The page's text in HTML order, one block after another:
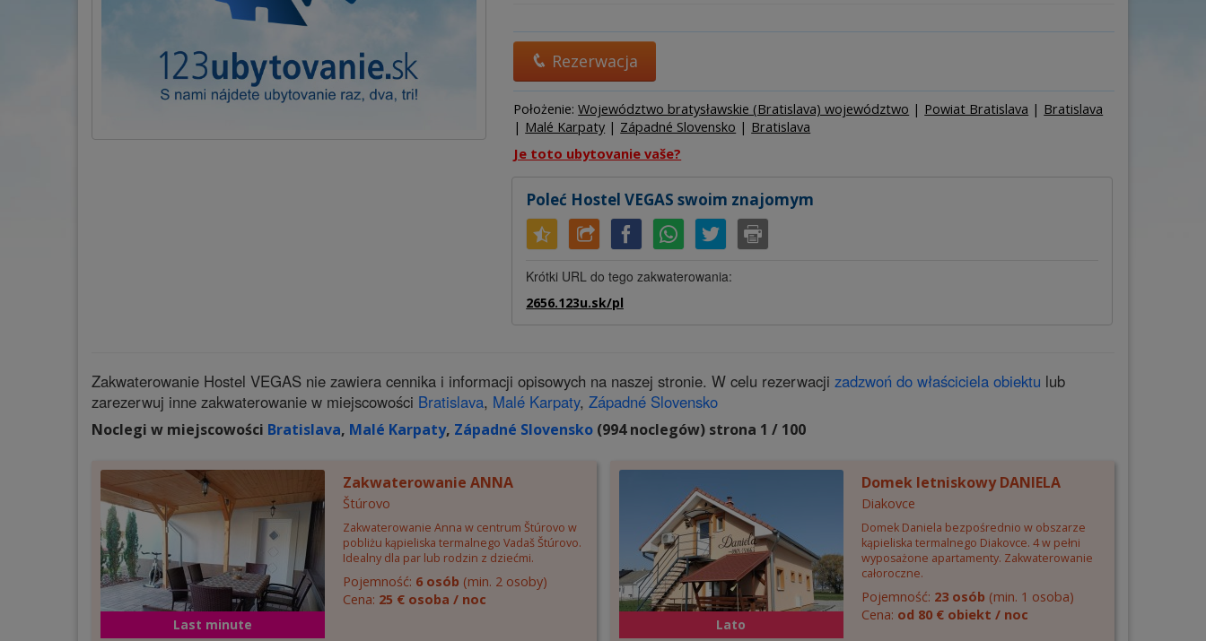
Hotel
Rezerwacja
Położenie:Województwo bratysławskie (Bratislava) województwo | Powiat Bratislava | Bratislava
| Malé Karpaty | Západné Slovensko | Bratislava
Je toto ubytovanie vaše?
Poleć Hostel VEGAS swoim znajomym
Krótki URL do tego zakwaterowania:
2656.123u.sk/pl
Zakwaterowanie Hostel VEGAS nie zawiera cennika i informacji opisowych na naszej stronie. W celu rezerwacji zadzwoń do właściciela obiektu lub
zarezerwuj inne zakwaterowanie w miejscowości Bratislava, Malé Karpaty, Západné Slovensko
Noclegi w miejscowości Bratislava, Malé Karpaty, Západné Slovensko (994 noclegów) strona 1 / 100
Last minute
Zakwaterowanie ANNA
Štúrovo
Zakwaterowanie Anna w centrum Štúrovo w
pobliżu kąpieliska termalnego Vadaš Štúrovo.
Idealny dla par lub rodzin z dziećmi.
Pojemność: 6 osób (min. 2 osoby)
Cena: 25 € osoba / noc
Lato
Domek letniskowy DANIELA
Diakovce
Domek Daniela bezpośrednio w obszarze
kąpieliska termalnego Diakovce. 4 w pełni
wyposażone apartamenty. Zakwaterowanie
całoroczne.
Pojemność: 23 osób (min. 1 osoba)
Cena: od 80 € obiekt / noc